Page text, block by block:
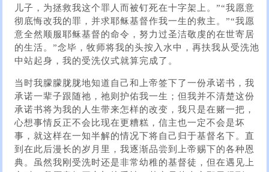
儿子，为拯救我这个罪人而被钉死在十字架上。”“我愿意
彻底悔改我的罪，并求耶稣基督作我一生的救主。”“我愿
意全然顺服耶稣基督的命令，努力过圣洁敬虔的在世寄居
的生活。”念毕，牧师将我的头按入水中，再扶我从受洗池
中站起身，我的受洗仪式就算完成了。
当时我朦朦胧胧地知道自己和上帝签下了一份承诺书，我
承诺一辈子跟随祂，祂则护佑我一生；但我并不清楚这份
承诺书将为我的人生带来怎样的改变，我只是在赌一把，
心想事情反正不会比现在更糟糕，信主也一定不会是坏
事，就这样在一知半解的情况下将自己归于基督名下。直
到在此后漫长的岁月里，我逐渐品尝到上帝赐下的各种恩
典。虽然我刚受洗时还是非常幼稚的基督徒，但在遇见上